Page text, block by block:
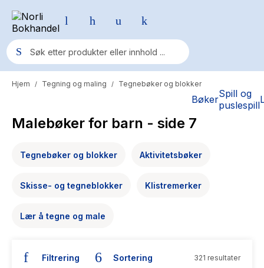
BøkerSpill og
puslespill
Populære søk
Fury Bound - Sable Sorensen
Hitster
Hjem / Tegning og maling / Tegnebøker og blokker
Malebøker for barn - side 7
Tegnebøker og blokker Aktivitetsbøker
Skisse- og tegneblokker Klistremerker
Lær å tegne og male
Filtrering Sortering 321 resultater